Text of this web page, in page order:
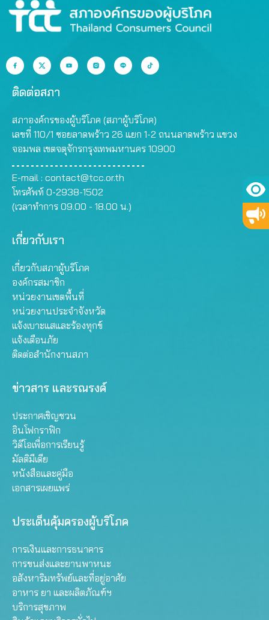
ติดต่อสภา
สภาองค์กรของผู้บริโภค (สภาผู้บริโภค)
เลขที่ 110/1 ซอยลาดพร้าว 26 แยก 1-2 ถนนลาดพร้าว แขวง
จอมพล เขตจตุจักรกรุงเทพมหานคร 10900
E-mail : contact@tcc.or.th
โทรศัพท์ 0-2938-1502
(เวลาทำการ 09.00 - 18.00 น.)
เกี่ยวกับเรา
เกี่ยวกับสภาผู้บริโภค
องค์กรสมาชิก
หน่วยงานเขตพื้นที่
หน่วยงานประจำจังหวัด
แจ้งเบาะแสและร้องทุกข์
แจ้งเตือนภัย
ติดต่อสำนักงานสภา
ข่าวสาร และรณรงค์
ประกาศเชิญชวน
อินโฟกราฟิก
วิดีโอเพื่อการเรียนรู้
มัลติมีเดีย
หนังสือและคู่มือ
เอกสารเผยแพร่
ประเด็นคุ้มครองผู้บริโภค
การเงินและการธนาคาร
การขนส่งและยานพาหนะ
อสังหาริมทรัพย์และที่อยู่อาศัย
อาหาร ยา และผลิตภัณฑ์ฯ
บริการสุขภาพ